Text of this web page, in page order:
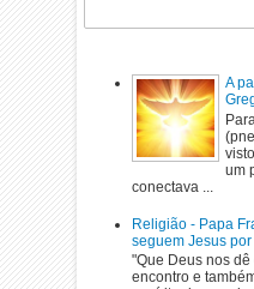
A
um
conectava ...
Religião - Papa
seguem Jesus
"Que Deus nos
encontro e